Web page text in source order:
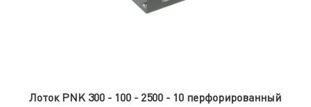
Лоток PNK 300 - 100 - 2500 - 10 перфорированный